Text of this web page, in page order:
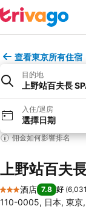
查看東京所有住宿
目的地
上野站百夫長
入住/退房
選擇日期
佣金如何影響排名
上野站百夫
3 星級
酒店 7.8 好 (
110-0005, 日本, 東